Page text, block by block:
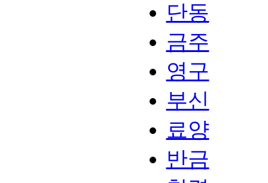
단동
금주
영구
부신
료양
반금